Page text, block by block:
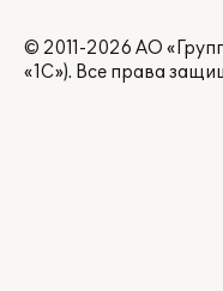
© 2011-2026 АО
«1С»). Все права